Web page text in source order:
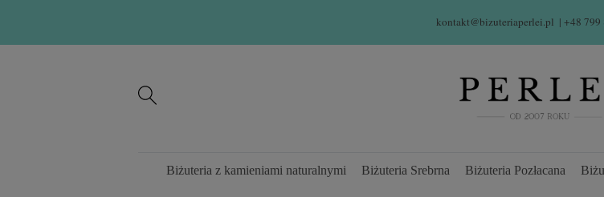
kontakt@bizuteriaperlei.pl | +48 799
Biżuteria z kamieniami naturalnymi Biżuteria Srebrna Biżuteria Pozłacana